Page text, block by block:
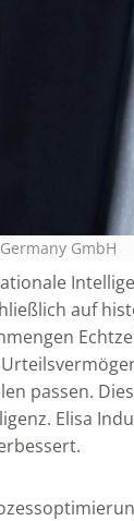
GmbH
auf
passen.
Elisa